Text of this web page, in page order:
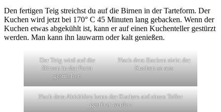
Den fertigen Teig streichst du auf die Birnen in der Tarteform. Der
Kuchen wird jetzt bei 170° C 45 Minuten lang gebacken. Wenn der
Kuchen etwas abgekühlt ist, kann er auf einen Kuchenteller gestürzt
werden. Man kann ihn lauwarm oder kalt genießen.
Der Teig wird auf die
Birnen in der Form
gestrichen
Nach dem Backen sieht der
Kuchen so aus
Nach dem Abkühlen kann der Kuchen auf einen Teller
gestürzt werden